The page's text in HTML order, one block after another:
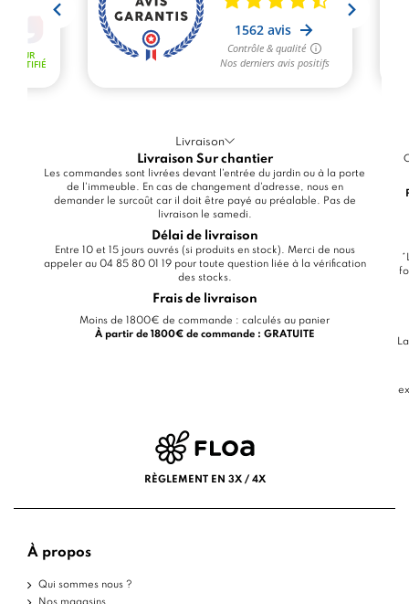
Livraison
Livraison Sur chantier
Les commandes sont livrées devant l'entrée du jardin ou à la porte
de l'immeuble. En cas de changement d'adresse, nous en
demander le surcoût car il doit être payé au préalable. Pas de
livraison le samedi.
Délai de livraison
Entre 10 et 15 jours ouvrés (si produits en stock). Merci de nous
appeler au 04 85 80 01 19 pour toute question liée à la vérification
des stocks.
Frais de livraison
Moins de 1800€ de commande : calculés au panier
À partir de 1800€ de commande : GRATUITE
RÈGLEMENT EN 3X / 4X
À propos
Qui sommes nous ?